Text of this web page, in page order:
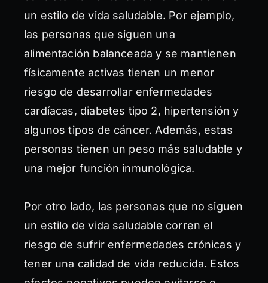
un estilo de vida saludable. Por ejemplo,
las personas que siguen una
alimentación balanceada y se mantienen
físicamente activas tienen un menor
riesgo de desarrollar enfermedades
cardíacas, diabetes tipo 2, hipertensión y
algunos tipos de cáncer. Además, estas
personas tienen un peso más saludable y
una mejor función inmunológica.
Por otro lado, las personas que no siguen
un estilo de vida saludable corren el
riesgo de sufrir enfermedades crónicas y
tener una calidad de vida reducida. Estos